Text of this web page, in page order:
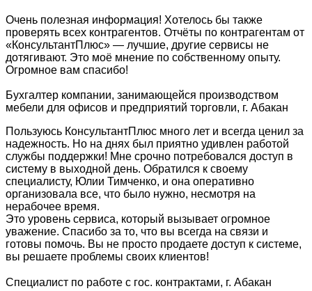
Очень полезная информация! Хотелось бы также
проверять всех контрагентов. Отчёты по контрагентам от
«КонсультантПлюс» — лучшие, другие сервисы не
дотягивают. Это моё мнение по собственному опыту.
Огромное вам спасибо!
Бухгалтер компании, занимающейся производством
мебели для офисов и предприятий торговли, г. Абакан
Пользуюсь КонсультантПлюс много лет и всегда ценил за
надежность. Но на днях был приятно удивлен работой
службы поддержки! Мне срочно потребовался доступ в
систему в выходной день. Обратился к своему
специалисту, Юлии Тимченко, и она оперативно
организовала все, что было нужно, несмотря на
нерабочее время.
Это уровень сервиса, который вызывает огромное
уважение. Спасибо за то, что вы всегда на связи и
готовы помочь. Вы не просто продаете доступ к системе,
вы решаете проблемы своих клиентов!
Специалист по работе с гос. контрактами, г. Абакан